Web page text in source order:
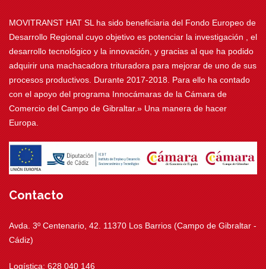
MOVITRANST HAT SL ha sido beneficiaria del Fondo Europeo de
Desarrollo Regional cuyo objetivo es potenciar la investigación , el
desarrollo tecnológico y la innovación, y gracias al que ha podido
adquirir una machacadora trituradora para mejorar de uno de sus
procesos productivos. Durante 2017-2018. Para ello ha contado
con el apoyo del programa Innocámaras de la Cámara de
Comercio del Campo de Gibraltar.» Una manera de hacer
Europa.
Contacto
Avda. 3º Centenario, 42. 11370 Los Barrios (Campo de Gibraltar -
Cádiz)
Logística: 628 040 146